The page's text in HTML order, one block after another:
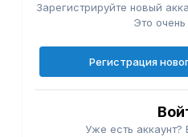
Зарегистрируйте новый
Это очень
Регистрация
Уже есть аккаунт?